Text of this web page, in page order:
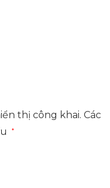
thị công khai. Các
*